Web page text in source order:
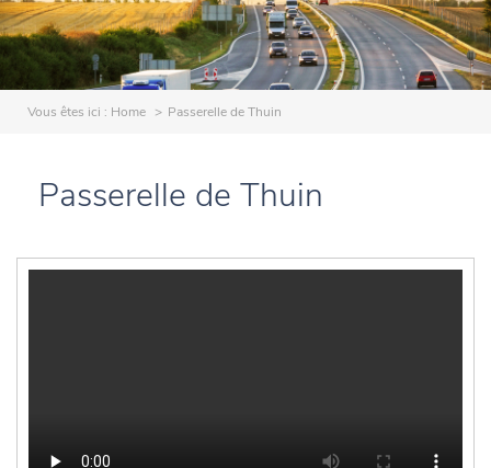
Vous êtes ici : Home Passerelle de Thuin
Passerelle de Thuin